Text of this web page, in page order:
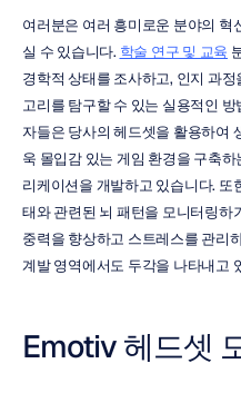
여러분은 여러 흥미로운 분야의
실 수 있습니다. 학술 연구 및 교육
경학적 상태를 조사하고, 인지 과
고리를 탐구할 수 있는 실용적인
자들은 당사의 헤드셋을 활용하여
욱 몰입감 있는 게임 환경을 구축
리케이션을 개발하고 있습니다. 또
태와 관련된 뇌 패턴을 모니터링하
중력을 향상하고 스트레스를 관리
계발 영역에서도 두각을 나타내고
Emotiv 헤드셋